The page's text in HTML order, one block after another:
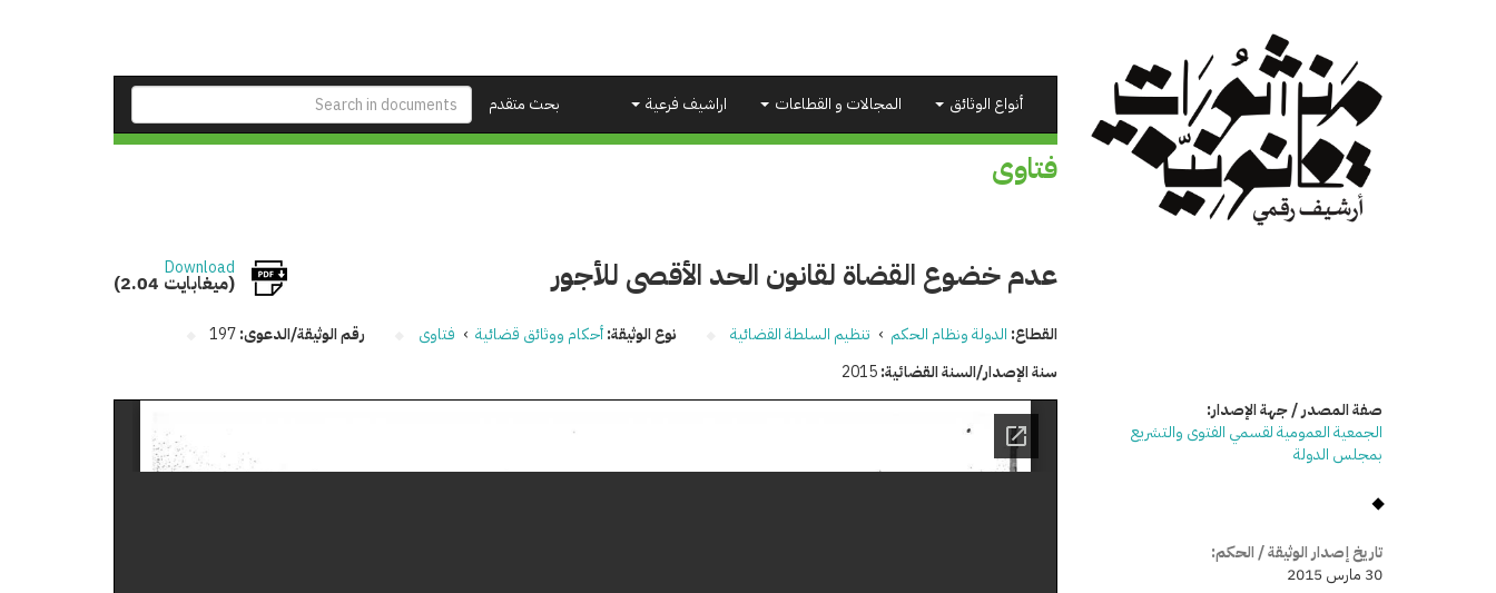
بحث متقدم
أنواع الوثائق المجالات و القطاعات اراشيف فرعية
فتاوى
عدم خضوع القضاة لقانون الحد الأقصى للأجور Download
(2.04 ميغابايت)
القطاع: الدولة ونظام الحكم › تنظيم السلطة القضائية نوع الوثيقة:أحكام ووثائق قضائية › فتاوى رقم الوثيقة/الدعوى:197
سنة الإصدار/السنة القضائية:2015
صفة المصدر / جهة الإصدار:
الجمعية العمومية لقسمي الفتوى والتشريع
بمجلس الدولة
تاريخ إصدار الوثيقة / الحكم:
30 مارس 2015